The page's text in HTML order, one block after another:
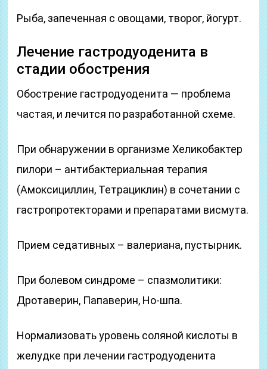
Рыба, запеченная с овощами, творог, йогурт.
Лечение гастродуоденита в
стадии обострения
Обострение гастродуоденита — проблема
частая, и лечится по разработанной схеме.
При обнаружении в организме Хеликобактер
пилори – антибактериальная терапия
(Амоксициллин, Тетрациклин) в сочетании с
гастропротекторами и препаратами висмута.
Прием седативных – валериана, пустырник.
При болевом синдроме – спазмолитики:
Дротаверин, Папаверин, Но-шпа.
Нормализовать уровень соляной кислоты в
желудке при лечении гастродуоденита